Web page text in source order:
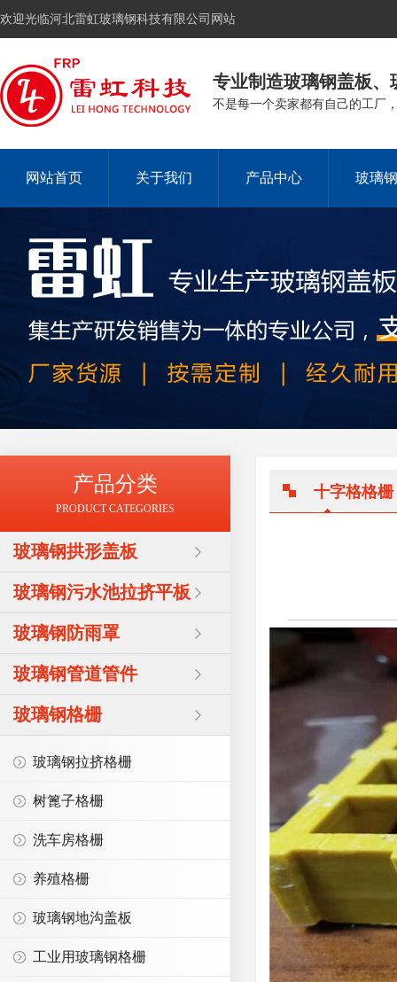
欢迎光临河北雷虹玻璃钢科技有限公司网站
专业制造玻璃钢盖板
不是每一个卖家都有自己的工厂
网站首页 关于我们 产品中心 玻璃
产品分类
PRODUCT CATEGORIES
玻璃钢拱形盖板
玻璃钢污水池拉挤平板
玻璃钢防雨罩
玻璃钢管道管件
玻璃钢格栅
玻璃钢拉挤格栅
树篦子格栅
洗车房格栅
养殖格栅
玻璃钢地沟盖板
工业用玻璃钢格栅
十字格格栅